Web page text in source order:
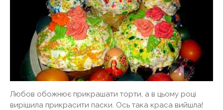
Любов обожнює прикрашати торти, а в цьому році
вирішила прикрасити паски. Ось така краса вийшла!